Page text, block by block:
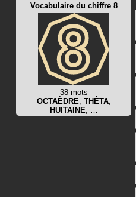
Vocabulaire du chiffre 8
38 mots
OCTAÈDRE THÊTA,
HUITAINE